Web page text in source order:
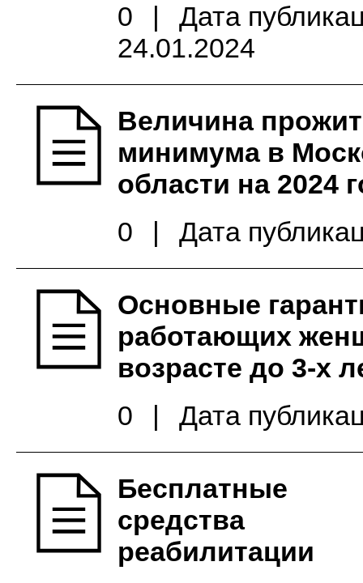
0
|
Дата
24.01.2024
Величина
минимума в
области на 2024
0
| Дата
Основные
работающих
возрасте до 3-х
0
| Дата
Бесплатные
средства
реабилитации